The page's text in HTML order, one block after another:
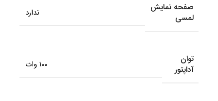
صفحه نمایش
لمسی
ندارد
توان
آداپتور
100 وات